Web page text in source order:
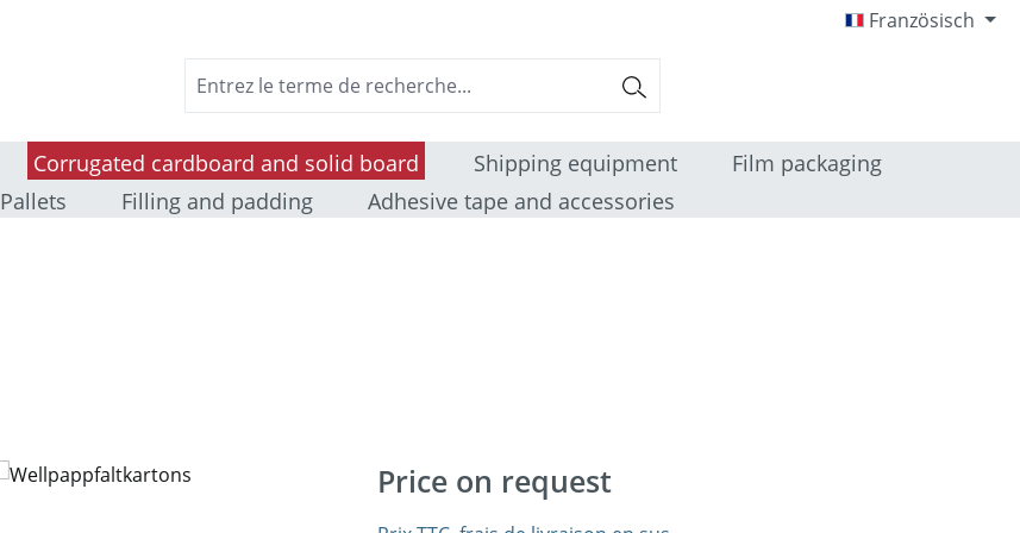
Französisch
Corrugated cardboard and solid board Shipping equipment
Film packaging
Pallets Filling and padding Adhesive tape and accessories
Price on request